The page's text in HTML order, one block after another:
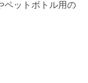
ペットボトル用の